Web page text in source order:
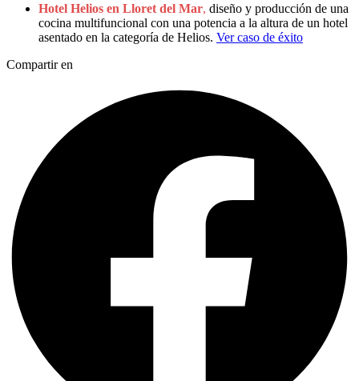
Hotel Helios en Lloret del Mar, diseño y producción de una
cocina multifuncional con una potencia a la altura de un hotel
asentado en la categoría de Helios. Ver caso de éxito
Compartir en